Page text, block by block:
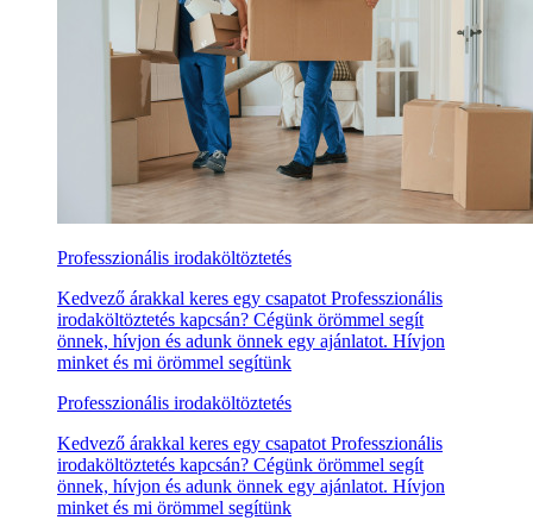
Professzionális irodaköltöztetés
Kedvező árakkal keres egy csapatot Professzionális
irodaköltöztetés kapcsán? Cégünk örömmel segít
önnek, hívjon és adunk önnek egy ajánlatot. Hívjon
minket és mi örömmel segítünk
Professzionális irodaköltöztetés
Kedvező árakkal keres egy csapatot Professzionális
irodaköltöztetés kapcsán? Cégünk örömmel segít
önnek, hívjon és adunk önnek egy ajánlatot. Hívjon
minket és mi örömmel segítünk